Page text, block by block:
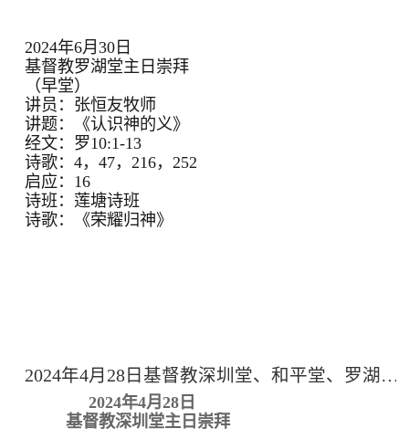
2024年6月30日
基督教罗湖堂主日崇拜
（早堂）
讲员：张恒友牧师
讲题：《认识神的义》
经文：罗10:1-13
诗歌：4，47，216，252
启应：16
诗班：莲塘诗班
诗歌：《荣耀归神》
2024年4月28日基督教深圳堂、和平堂、罗湖堂主日崇拜
2024年4月28日
基督教深圳堂主日崇拜